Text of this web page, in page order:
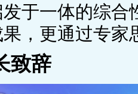
于一体的综
，更通过专家
致辞